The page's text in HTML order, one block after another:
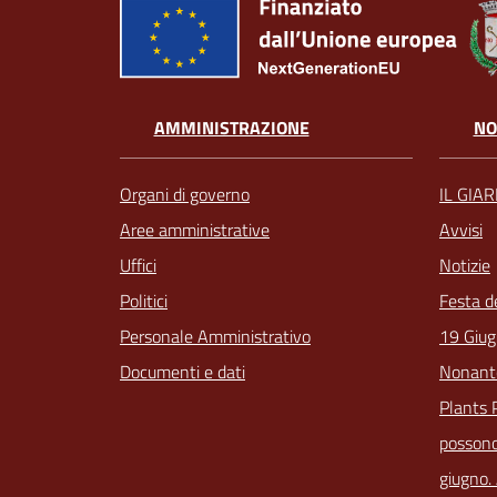
AMMINISTRAZIONE
Organi di governo
Aree amministrative
Uffici
Politici
Personale Amministrativo
Documenti e dati
IL
Avvisi
Notizie
Festa
19
Plants